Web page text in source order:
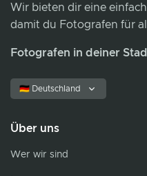
Wir bieten dir eine
damit du Fotografen für
Fotografen in deiner
🇩🇪 Deutschland
Über uns
Wer wir sind